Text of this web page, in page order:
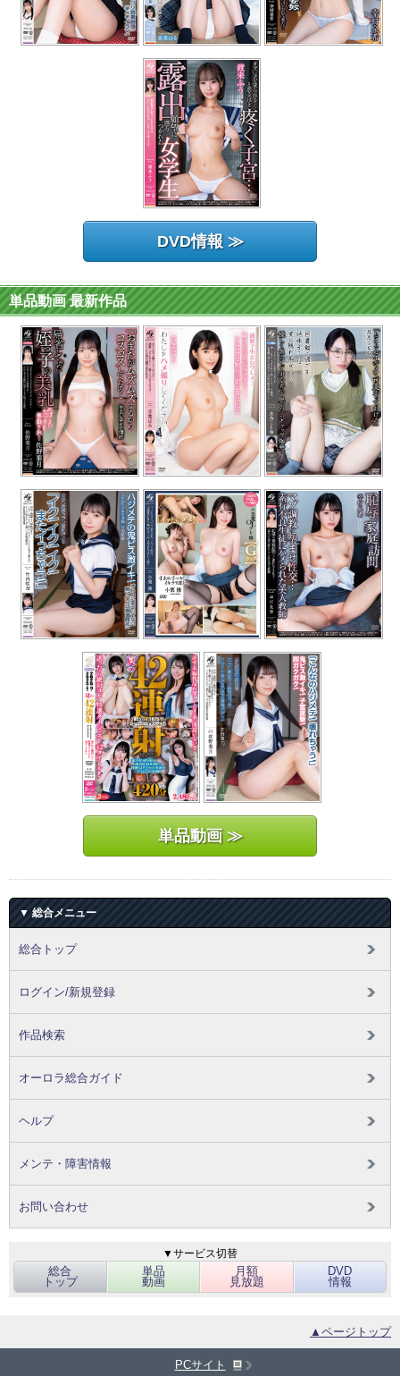
DVD情報 ≫
単品動画 最新作品
単品動画 ≫
▼ 総合メニュー
総合トップ
ログイン/新規登録
作品検索
オーロラ総合ガイド
ヘルプ
メンテ・障害情報
お問い合わせ
▼サービス切替
総合
トップ
単品
動画
月額
見放題
DVD
情報
▲ページトップ
PCサイト